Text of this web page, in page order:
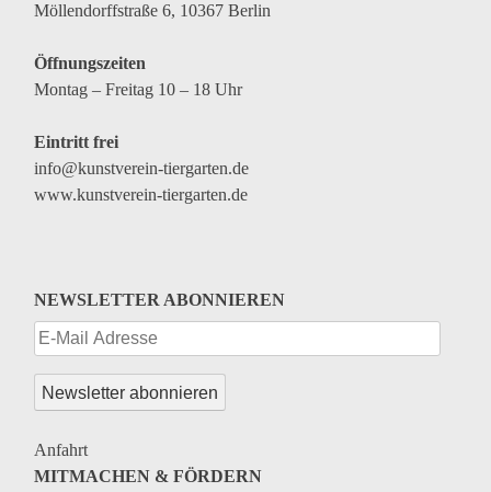
Möllendorffstraße 6, 10367 Berlin
Öffnungszeiten
Montag – Freitag 10 – 18 Uhr
Eintritt frei
info@kunstverein-tiergarten.de
www.kunstverein-tiergarten.de
NEWSLETTER ABONNIEREN
Anfahrt
MITMACHEN & FÖRDERN